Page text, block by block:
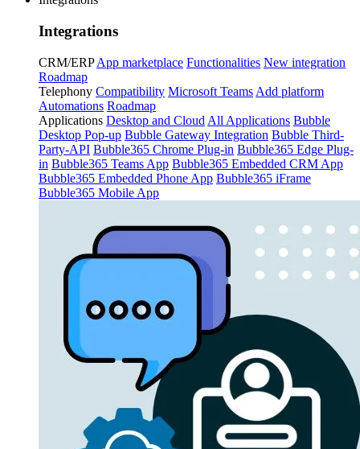
Integrations
CRM/ERP App marketplace Functionalities New integration
Roadmap
Telephony Compatibility Microsoft Teams Add platform
Automations Roadmap
Applications Desktop and Cloud All Applications Bubble
Desktop Pop-up Bubble Gateway Integration Bubble Third-
Party-API Bubble365 Chrome Plug-in Bubble365 Edge Plug-
in Bubble365 Teams App Bubble365 Embedded CRM App
Bubble365 Embedded Phone App Bubble365 iFrame
Bubble365 Mobile App